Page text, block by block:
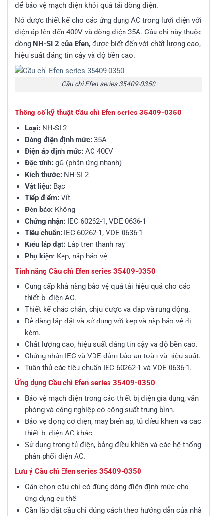
để bảo vệ mạch điện khỏi quá tải dòng điện.
Nó được thiết kế cho các ứng dụng AC trong lưới điện với
điện áp lên đến 400V và dòng điện 35A. Cầu chì này thuộc
dòng NH-SI 2 của Efen, được biết đến với chất lượng cao,
hiệu suất đáng tin cậy và độ bền cao.
Cầu chì Efen series 35409-0350
Thông số kỹ thuật Cầu chì Efen series 35409-0350
Loại:NH-SI 2
Dòng điện định mức:35A
Điện áp định mức:AC 400V
Đặc tính:gG (phản ứng nhanh)
Kích thước:NH-SI 2
Vật liệu:Bạc
Tiếp điểm:Vít
Đèn báo:Không
Chứng nhận:IEC 60262-1, VDE 0636-1
Tiêu chuẩn:IEC 60262-1, VDE 0636-1
Kiểu lắp đặt:Lắp trên thanh ray
Phụ kiện:Kẹp, nắp bảo vệ
Tính năng Cầu chì Efen series 35409-0350
Cung cấp khả năng bảo vệ quá tải hiệu quả cho các
thiết bị điện AC.
Thiết kế chắc chắn, chịu được va đập và rung động.
Dễ dàng lắp đặt và sử dụng với kẹp và nắp bảo vệ đi
kèm.
Chất lượng cao, hiệu suất đáng tin cậy và độ bền cao.
Chứng nhận IEC và VDE đảm bảo an toàn và hiệu suất.
Tuân thủ các tiêu chuẩn IEC 60262-1 và VDE 0636-1.
Ứng dụng Cầu chì Efen series 35409-0350
Bảo vệ mạch điện trong các thiết bị điện gia dụng, văn
phòng và công nghiệp có công suất trung bình.
Bảo vệ động cơ điện, máy biến áp, tủ điều khiển và các
thiết bị điện AC khác.
Sử dụng trong tủ điện, bảng điều khiển và các hệ thống
phân phối điện AC.
Lưu ý Cầu chì Efen series 35409-0350
Cần chọn cầu chì có đúng dòng điện định mức cho
ứng dụng cụ thể.
Cần lắp đặt cầu chì đúng cách theo hướng dẫn của nhà